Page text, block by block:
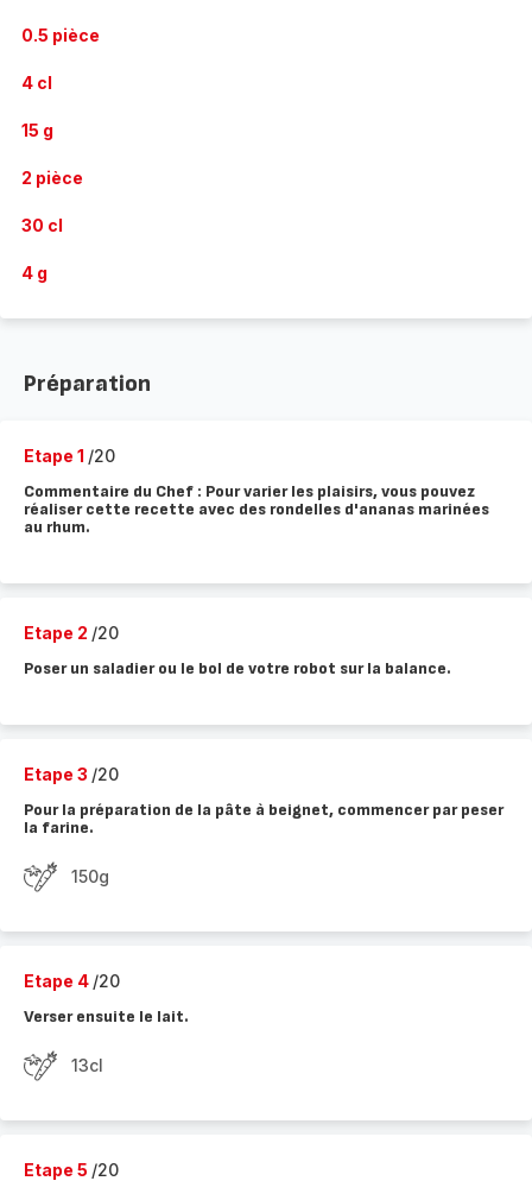
0.5 pièce
4 cl
15 g
2 pièce
30 cl
4 g
Préparation
Etape 1 /20
Commentaire du Chef : Pour varier les plaisirs, vous pouvez
réaliser cette recette avec des rondelles d'ananas marinées
au rhum.
Etape 2 /20
Poser un saladier ou le bol de votre robot sur la balance.
Etape 3 /20
Pour la préparation de la pâte à beignet, commencer par peser
la farine.
150g
Etape 4 /20
Verser ensuite le lait.
13cl
Etape 5 /20